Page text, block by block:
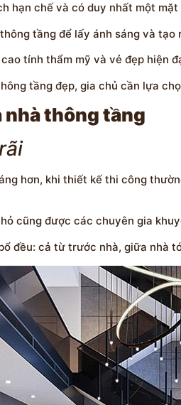
hạn chế và có duy nhất một mặt
tầng để lấy ánh sáng và tạo
tính thẩm mỹ và vẻ đẹp hiện
tầng đẹp, gia chủ cần lựa
nhà thông tầng
hơn, khi thiết kế thi công
cũng được các chuyên gia
đều: cả từ trước nhà, giữa nhà